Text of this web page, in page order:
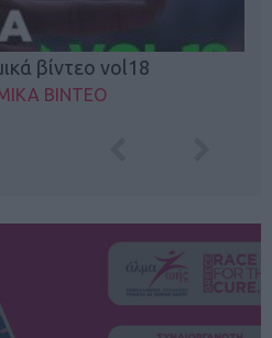
βίντεο vol18
ΒΙΝΤΕΟ